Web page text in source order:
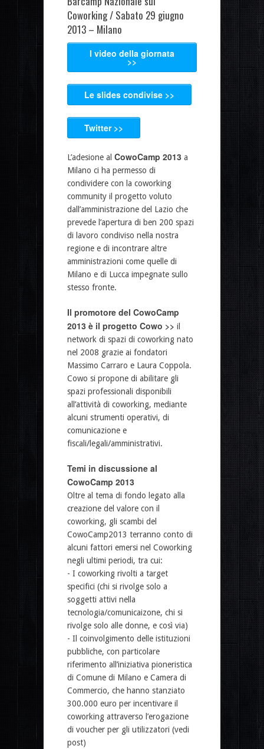
Coworking / Sabato 29 giugno
2013 – Milano
I video della giornata
>>
Le slides condivise >>
Twitter >>
L’adesione al CowoCamp 2013 a
Milano ci ha permesso di
condividere con la coworking
community il progetto voluto
dall’amministrazione del Lazio che
prevede l’apertura di ben 200 spazi
di lavoro condiviso nella nostra
regione e di incontrare altre
amministrazioni come quelle di
Milano e di Lucca impegnate sullo
stesso fronte.
Il promotore del CowoCamp
2013 è il progetto Cowo >> il
network di spazi di coworking nato
nel 2008 grazie ai fondatori
Massimo Carraro e Laura Coppola.
Cowo si propone di abilitare gli
spazi professionali disponibili
all’attività di coworking, mediante
alcuni strumenti operativi, di
comunicazione e
fiscali/legali/amministrativi.
Temi in discussione al
CowoCamp 2013
Oltre al tema di fondo legato alla
creazione del valore con il
coworking, gli scambi del
CowoCamp2013 terranno conto di
alcuni fattori emersi nel Coworking
negli ultimi periodi, tra cui:
- I coworking rivolti a target
specifici (chi si rivolge solo a
soggetti attivi nella
tecnologia/comunicaizone, chi si
rivolge solo alle donne, e così via)
- Il coinvolgimento delle istituzioni
pubbliche, con particolare
riferimento all’iniziativa pioneristica
di Comune di Milano e Camera di
Commercio, che hanno stanziato
300.000 euro per incentivare il
coworking attraverso l’erogazione
di voucher per gli utilizzatori (vedi
post)